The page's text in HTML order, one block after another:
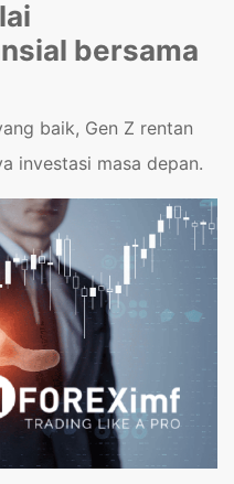
bersama
baik, Gen Z rentan
investasi masa depan.